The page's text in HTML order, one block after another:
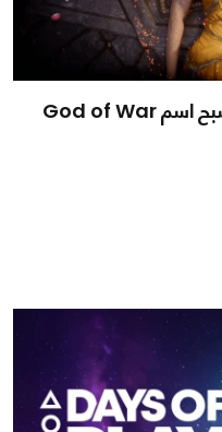
God of War: Laufey | هل أصبح اسم God of War